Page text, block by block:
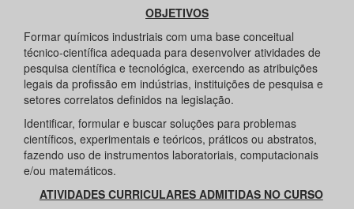
OBJETIVOS
Formar químicos industriais com uma base conceitual
técnico-científica adequada para desenvolver atividades de
pesquisa científica e tecnológica, exercendo as atribuições
legais da profissão em indústrias, instituições de pesquisa e
setores correlatos definidos na legislação.
Identificar, formular e buscar soluções para problemas
científicos, experimentais e teóricos, práticos ou abstratos,
fazendo uso de instrumentos laboratoriais, computacionais
e/ou matemáticos.
ATIVIDADES CURRICULARES ADMITIDAS NO CURSO